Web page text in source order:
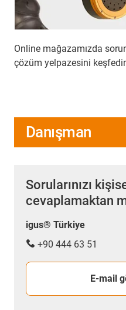
Online mağazamızda
çözüm yelpazesini
Danışman
Sorularınızı
cevaplamaktan
igus® Türkiye
+90 444 63 51
E-mail